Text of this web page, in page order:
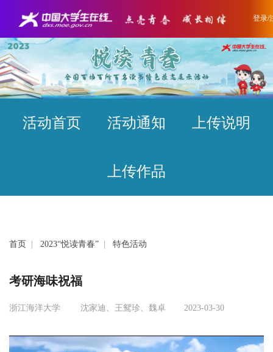
登录/
活动首页 活动通知 上传说明
上传作品
首页 2023“悦读青春” 特色活动
考研海味祝福
浙江海洋大学 沈家迪、王鸳珍、魏卓 2023-03-30